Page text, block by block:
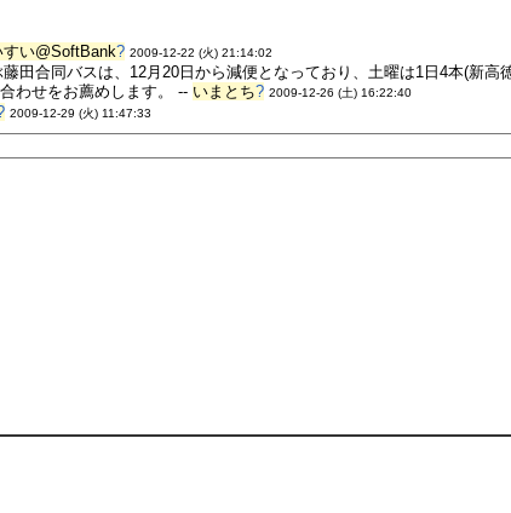
すい@SoftBank? 2009-12-22 (火) 21:14:02
田合同バスは、12月20日から減便となっており、土曜は1日4本(新
わせをお薦めします。 -- いまとち? 2009-12-26 (土) 16:22:40
2009-12-29 (火) 11:47:33